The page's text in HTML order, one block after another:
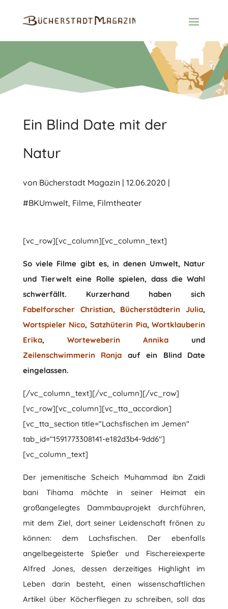
Ein Blind Date mit der
Natur
von Bücherstadt Magazin| 12.06.2020 |
#BKUmwelt, Filme, Filmtheater
[vc_row][vc_column][vc_column_text]
So viele Filme gibt es, in denen Umwelt, Natur
und Tierwelt eine Rolle spielen, dass die Wahl
schwerfällt. Kurzerhand haben sich
Fabelforscher Christian, Bücherstädterin Julia,
Wortspieler Nico,Satzhüterin Pia,Wortklauberin
Erika, Worteweberin Annika und
Zeilenschwimmerin Ronja auf ein Blind Date
eingelassen.
[/vc_column_text][/vc_column][/vc_row]
[vc_row][vc_column][vc_tta_accordion]
[vc_tta_section title=“Lachsfischen im Jemen“
tab_id=“1591773308141-e182d3b4-9dd6″]
[vc_column_text]
Der jemenitische Scheich Muhammad ibn Zaidi
bani Tihama möchte in seiner Heimat ein
großangelegtes Dammbauprojekt durchführen,
mit dem Ziel, dort seiner Leidenschaft frönen zu
können: dem Lachsfischen. Der ebenfalls
angelbegeisterte Spießer und Fischereiexperte
Alfred Jones, dessen derzeitiges Highlight im
Leben darin besteht, einen wissenschaftlichen
Artikel über Köcherfliegen zu schreiben, soll das